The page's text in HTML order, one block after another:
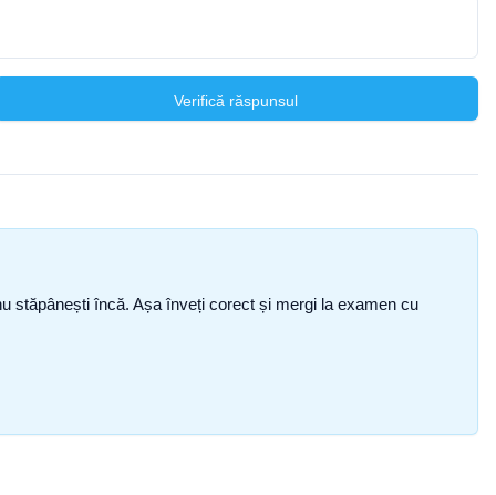
Verifică răspunsul
stăpânești încă. Așa înveți corect și mergi la examen cu